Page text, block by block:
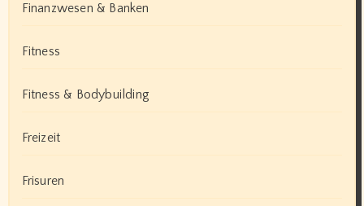
Finanzwesen & Banken
Fitness
Fitness & Bodybuilding
Freizeit
Frisuren